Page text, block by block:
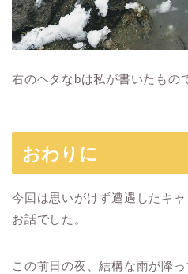
右のヘタなbは私が書いたもの
おわりに
今回は思いがけず遭遇したキ
お話でした。
この前日の夜、結構な雨が降